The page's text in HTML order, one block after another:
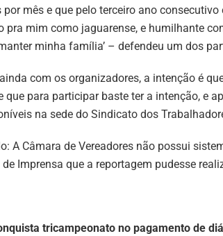
por mês e que pelo terceiro ano
pra mim como jaguarense, e humilhante
minha família’ – defendeu um dos
com os organizadores, a intenção é
que para participar baste ter a intenção, e
na sede do Sindicato dos
A Câmara de Vereadores não possui
Imprensa que a reportagem pudesse
tricampeonato no pagamento de